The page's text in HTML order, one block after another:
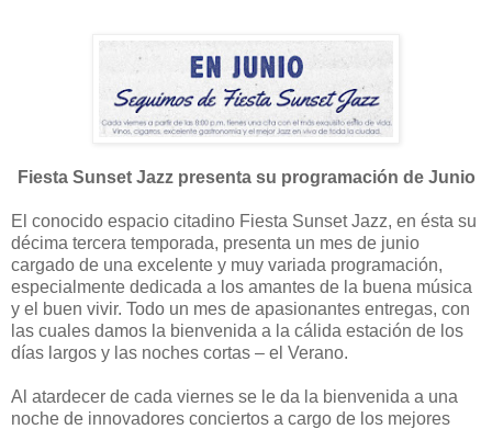
Fiesta Sunset Jazz presenta su programación de Junio
El conocido espacio citadino Fiesta Sunset Jazz, en ésta su
décima tercera temporada, presenta un mes de junio
cargado de una excelente y muy variada programación,
especialmente dedicada a los amantes de la buena música
y el buen vivir. Todo un mes de apasionantes entregas, con
las cuales damos la bienvenida a la cálida estación de los
días largos y las noches cortas – el Verano.
Al atardecer de cada viernes se le da la bienvenida a una
noche de innovadores conciertos a cargo de los mejores